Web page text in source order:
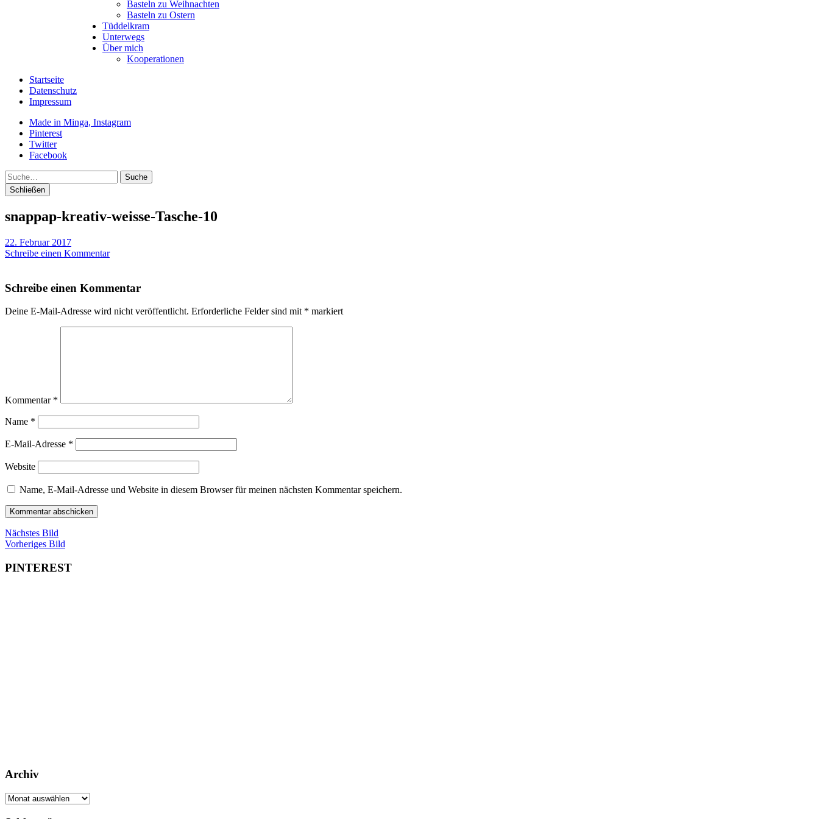
Basteln zu Weihnachten
Basteln zu Ostern
Tüddelkram
Unterwegs
Über mich
Kooperationen
Startseite
Datenschutz
Impressum
Made in Minga, Instagram
Pinterest
Twitter
Facebook
Suche
Schließen
snappap-kreativ-weisse-Tasche-10
22. Februar 2017
Schreibe einen Kommentar
Schreibe einen Kommentar
Deine E-Mail-Adresse wird nicht veröffentlicht. Erforderliche Felder sind mit * markiert
Kommentar *
Name *
E-Mail-Adresse *
Website
Name, E-Mail-Adresse und Website in diesem Browser für meinen nächsten Kommentar speichern.
Nächstes Bild
Vorheriges Bild
PINTEREST
Archiv
Archiv